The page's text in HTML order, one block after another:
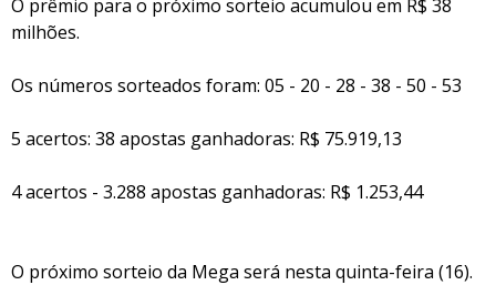
O prêmio para o próximo sorteio acumulou em R$ 38
milhões.
Os números sorteados foram: 05 - 20 - 28 - 38 - 50 - 53
5 acertos: 38 apostas ganhadoras: R$ 75.919,13
4 acertos - 3.288 apostas ganhadoras: R$ 1.253,44
O próximo sorteio da Mega será nesta quinta-feira (16).